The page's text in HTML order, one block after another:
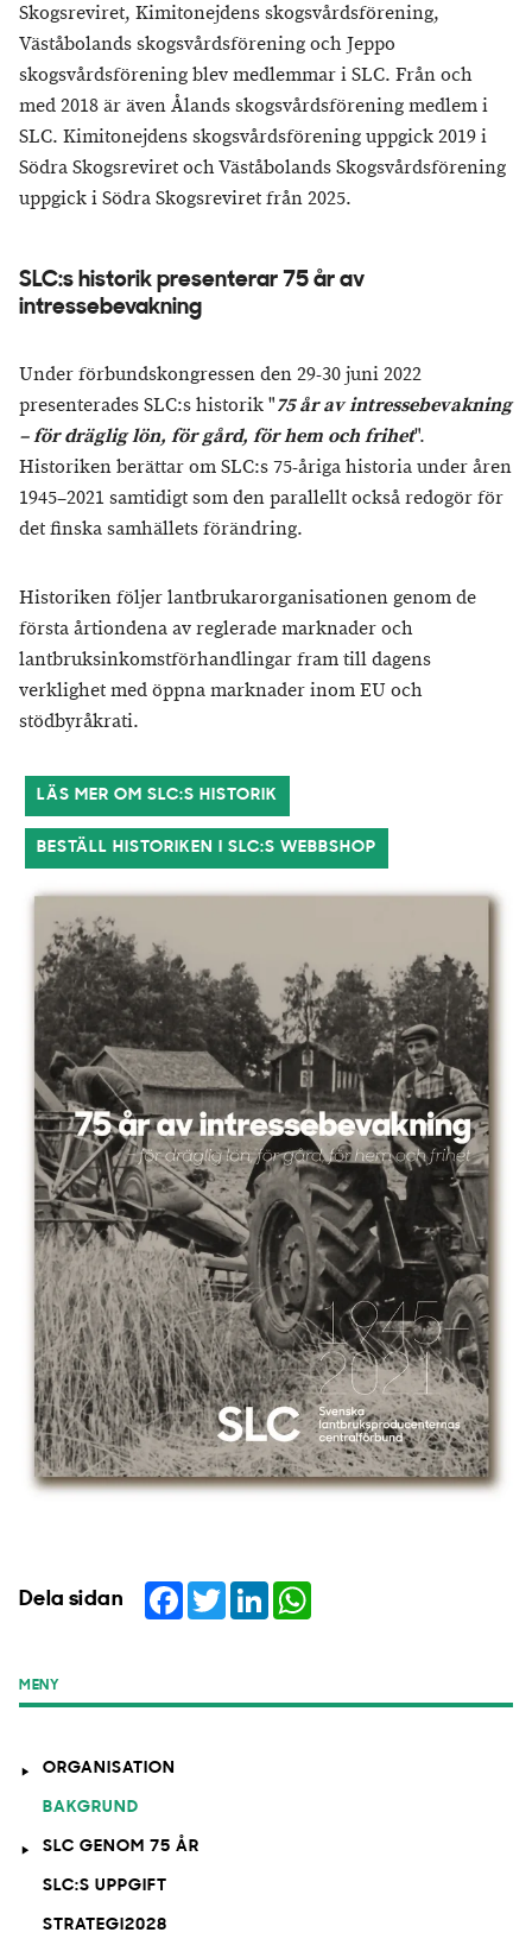
Skogsreviret, Kimitonejdens skogsvårdsförening,
Väståbolands skogsvårdsförening och Jeppo
skogsvårdsförening blev medlemmar i SLC. Från och
med 2018 är även Ålands skogsvårdsförening medlem i
SLC. Kimitonejdens skogsvårdsförening uppgick 2019 i
Södra Skogsreviret och Väståbolands Skogsvårdsförening
uppgick i Södra Skogsreviret från 2025.
SLC:s historik presenterar 75 år av
intressebevakning
Under förbundskongressen den 29-30 juni 2022
presenterades SLC:s historik "75 år av intressebevakning
– för dräglig lön, för gård, för hem och frihet".
Historiken berättar om SLC:s 75-åriga historia under åren
1945–2021 samtidigt som den parallellt också redogör för
det finska samhällets förändring.
Historiken följer lantbrukarorganisationen genom de
första årtiondena av reglerade marknader och
lantbruksinkomstförhandlingar fram till dagens
verklighet med öppna marknader inom EU och
stödbyråkrati.
LÄS MER OM SLC:S HISTORIK
BESTÄLL HISTORIKEN I SLC:S WEBBSHOP
Dela sidan Facebook
TwitterLinkedIn
MENY
ORGANISATION
BAKGRUND
SLC GENOM 75 ÅR
SLC:S UPPGIFT
STRATEGI2028